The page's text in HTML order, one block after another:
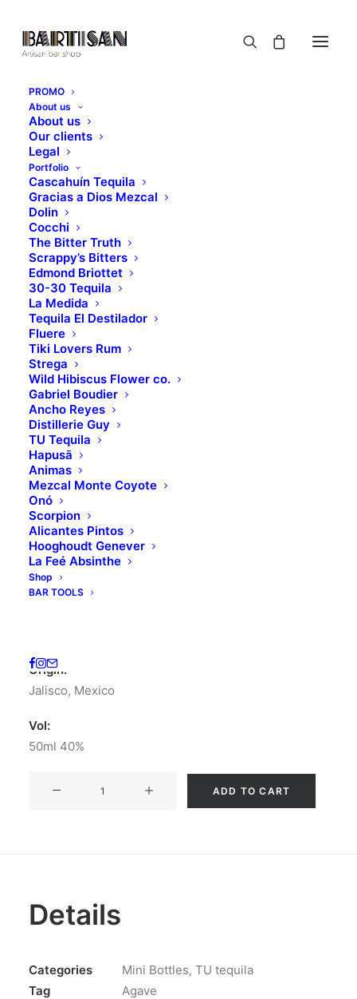
PROMO
About us
About us
Our clients
Legal
Portfolio
Cascahuín Tequila
Gracias a Dios Mezcal
Dolin
Cocchi
The Bitter Truth
Scrappy’s Bitters
Edmond Briottet
30-30 Tequila
La Medida
Tequila El Destilador
Fluere
Tiki Lovers Rum
Strega
Wild Hibiscus Flower co.
Gabriel Boudier
Ancho Reyes
Distillerie Guy
TU Tequila
Hapusā
Animas
Mezcal Monte Coyote
Onó
Scorpion
Alicantes Pintos
Hooghoudt Genever
La Feé Absinthe
Shop
BAR TOOLS
Home TU tequila
TU TEQUILA AÑEJO
mini
Origin:
Jalisco, Mexico
Vol:
50ml 40%
ADD TO CART
Details
Categories Mini Bottles, TU tequila
Tag
Agave